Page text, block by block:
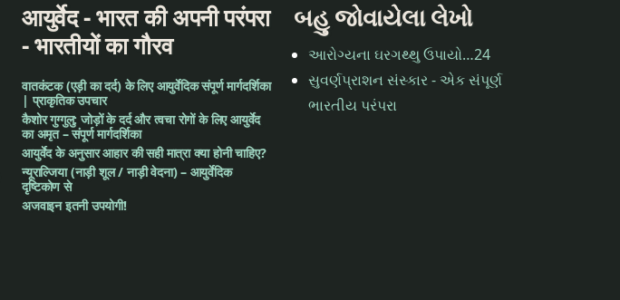
आयुर्वेद - भारत की अपनी परंपरा
- भारतीयों का गौरव
वातकंटक (एड़ी का दर्द) के लिए आयुर्वेदिक संपूर्ण मार्गदर्शिका
| प्राकृतिक उपचार
कैशोर गुग्गुलु: जोड़ों के दर्द और त्वचा रोगों के लिए आयुर्वेद
का अमृत – संपूर्ण मार्गदर्शिका
आयुर्वेद के अनुसार आहार की सही मात्रा क्या होनी चाहिए?
न्यूराल्जिया (नाड़ी शूल / नाड़ी वेदना) – आयुर्वेदिक
दृष्टिकोण से
अजवाइन इतनी उपयोगी!
બહુ જોવાયેલા લેખો
આરોગ્યના ઘરગથ્થુ ઉપાયો…24
સુવર્ણપ્રાશન સંસ્કાર - એક સંપૂર્ણ
ભારતીય પરંપરા